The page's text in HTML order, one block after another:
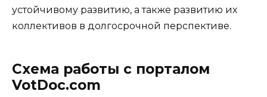
устойчивому развитию, а также развитию их
коллективов в долгосрочной перспективе.
Схема работы с порталом
VotDoc.com